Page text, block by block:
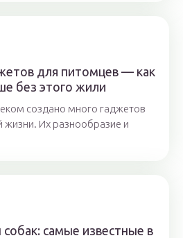
для питомцев — как
без этого жили
создано много гаджетов
жизни. Их разнообразие и
самые известные в